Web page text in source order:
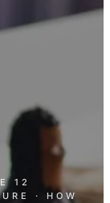
12
· HOW